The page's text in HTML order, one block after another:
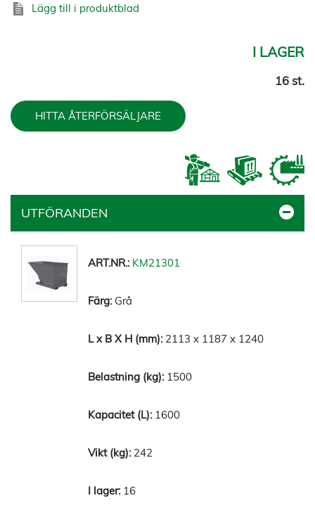
Lägg till i produktblad
I LAGER
16 st.
HITTA ÅTERFÖRSÄLJARE
UTFÖRANDEN
KM21301
Grå
2113 x 1187 x 1240
1500
1600
242
16